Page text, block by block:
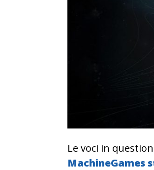
Le voci in
MachineGames